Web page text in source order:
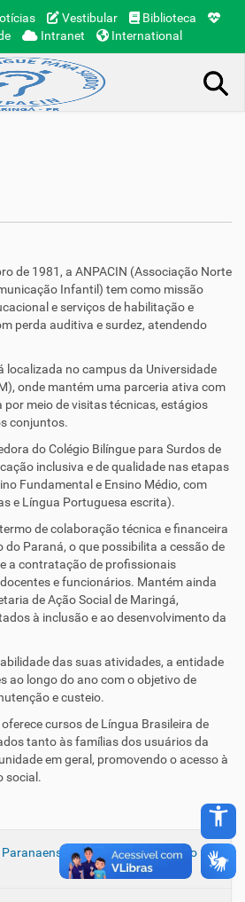
Vestibular
Biblioteca
Intranet
International
de Áudio Comunicação
de 1981, a ANPACIN (Associação Norte
Infantil) tem como missão
e serviços de habilitação e
perda auditiva e surdez, atendendo
localizada no campus da Universidade
onde mantém uma parceria ativa com
meio de visitas técnicas, estágios
conjuntos.
do Colégio Bilíngue para Surdos de
inclusiva e de qualidade nas etapas
Fundamental e Ensino Médio, com
e Língua Portuguesa escrita).
de colaboração técnica e financeira
do Paraná, o que possibilita a cessão de
a contratação de profissionais
e funcionários. Mantém ainda
de Ação Social de Maringá,
à inclusão e ao desenvolvimento da
das suas atividades, a entidade
ao longo do ano com o objetivo de
e custeio.
cursos de Língua Brasileira de
tanto às famílias dos usuários da
em geral, promovendo o acesso à
social.
accessibility_new